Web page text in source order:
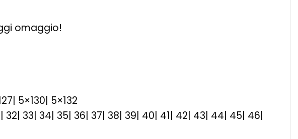
omaggio!
5×130| 5×132
32| 33| 34| 35| 36| 37| 38| 39| 40| 41| 42| 43| 44| 45| 46|